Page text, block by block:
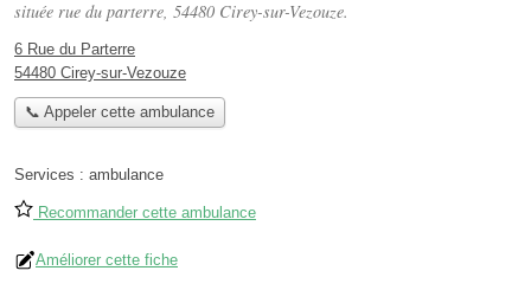
située rue du parterre, 54480 Cirey-sur-Vezouze.
6 Rue du Parterre
54480 Cirey-sur-Vezouze
📞 Appeler cette ambulance
Services : ambulance
Recommander cette ambulance
Améliorer cette fiche